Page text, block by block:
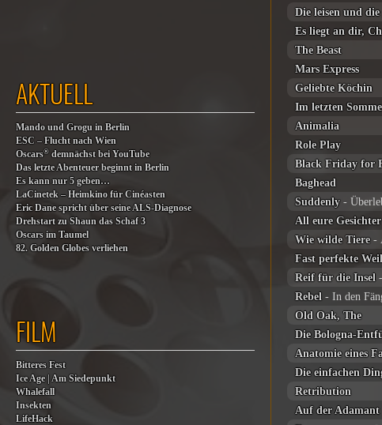
Die leisen und
Es liegt an dir,
The Beast
Mars Express
Geliebte Köchin
Im letzten
Animalia
Role Play
Black Friday for
Baghead
Suddenly-
All eure Gesichter
Wie wilde Tiere-
Fast perfekte
Reif für die Insel
Rebel - In den
Old Oak, The
Die Bologna-
Anatomie eines
Die einfachen
Retribution
Auf der Adamant
AKTUELL
Mando und Grogu in Berlin
ESC – Flucht nach Wien
Oscars® demnächst bei YouTube
Das letzte Abenteuer beginnt in Berlin
Es kann nur 5 geben…
LaCinetek – Heimkino für Cinéasten
Eric Dane spricht über seine ALS-Diagnose
Drehstart zu Shaun das Schaf 3
Oscars im Taumel
82. Golden Globes verliehen
FILM
Bitteres Fest
Ice Age | Am Siedepunkt
Whalefall
Insekten
LifeHack